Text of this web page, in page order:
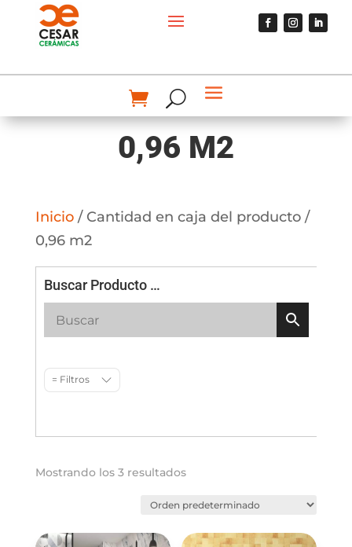
0,96 M2
Inicio/ Cantidad en caja del producto /
0,96 m2
Buscar Producto …
= Filtros
Mostrando los 3 resultados